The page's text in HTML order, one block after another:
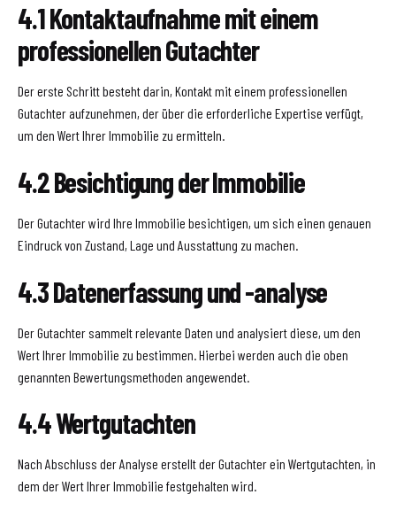
4.1 Kontaktaufnahme mit einem
professionellen Gutachter
Der erste Schritt besteht darin, Kontakt mit einem professionellen
Gutachter aufzunehmen, der über die erforderliche Expertise verfügt,
um den Wert Ihrer Immobilie zu ermitteln.
4.2 Besichtigung der Immobilie
Der Gutachter wird Ihre Immobilie besichtigen, um sich einen genauen
Eindruck von Zustand, Lage und Ausstattung zu machen.
4.3 Datenerfassung und -analyse
Der Gutachter sammelt relevante Daten und analysiert diese, um den
Wert Ihrer Immobilie zu bestimmen. Hierbei werden auch die oben
genannten Bewertungsmethoden angewendet.
4.4 Wertgutachten
Nach Abschluss der Analyse erstellt der Gutachter ein Wertgutachten, in
dem der Wert Ihrer Immobilie festgehalten wird.